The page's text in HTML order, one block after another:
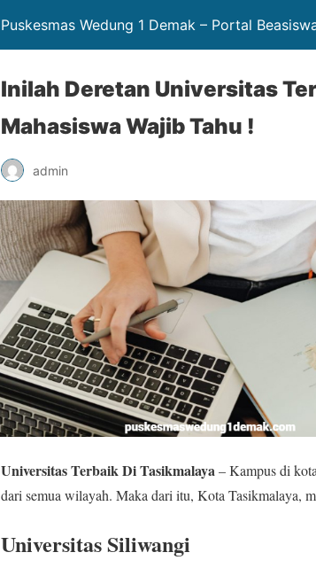
Puskesmas Wedung 1 Demak – Portal
Inilah Deretan Universitas
Mahasiswa Wajib Tahu !
admin
Universitas Terbaik Di Tasikmalaya– Kampus di
dari semua wilayah. Maka dari itu, Kota Tasikmalaya,
Universitas Siliwangi